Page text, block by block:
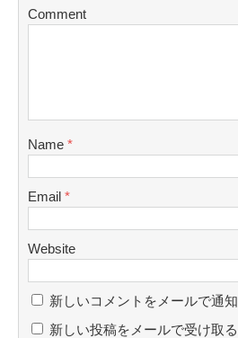
Comment
Name *
Email *
Website
新しいコメントをメールで通知
新しい投稿をメールで受け取る